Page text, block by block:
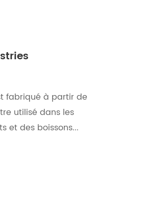
fabriqué à partir de
utilisé dans les
et des boissons...